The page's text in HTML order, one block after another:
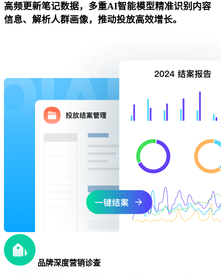
高频更新笔记数据，多重AI智能模型精准识别内容
信息、解析人群画像，推动投放高效增长。
品牌深度营销诊查